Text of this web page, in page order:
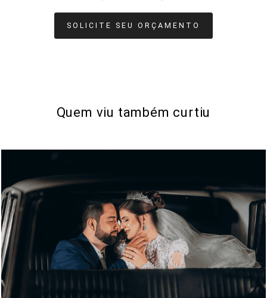
SOLICITE SEU ORÇAMENTO
Quem viu também curtiu
573 0